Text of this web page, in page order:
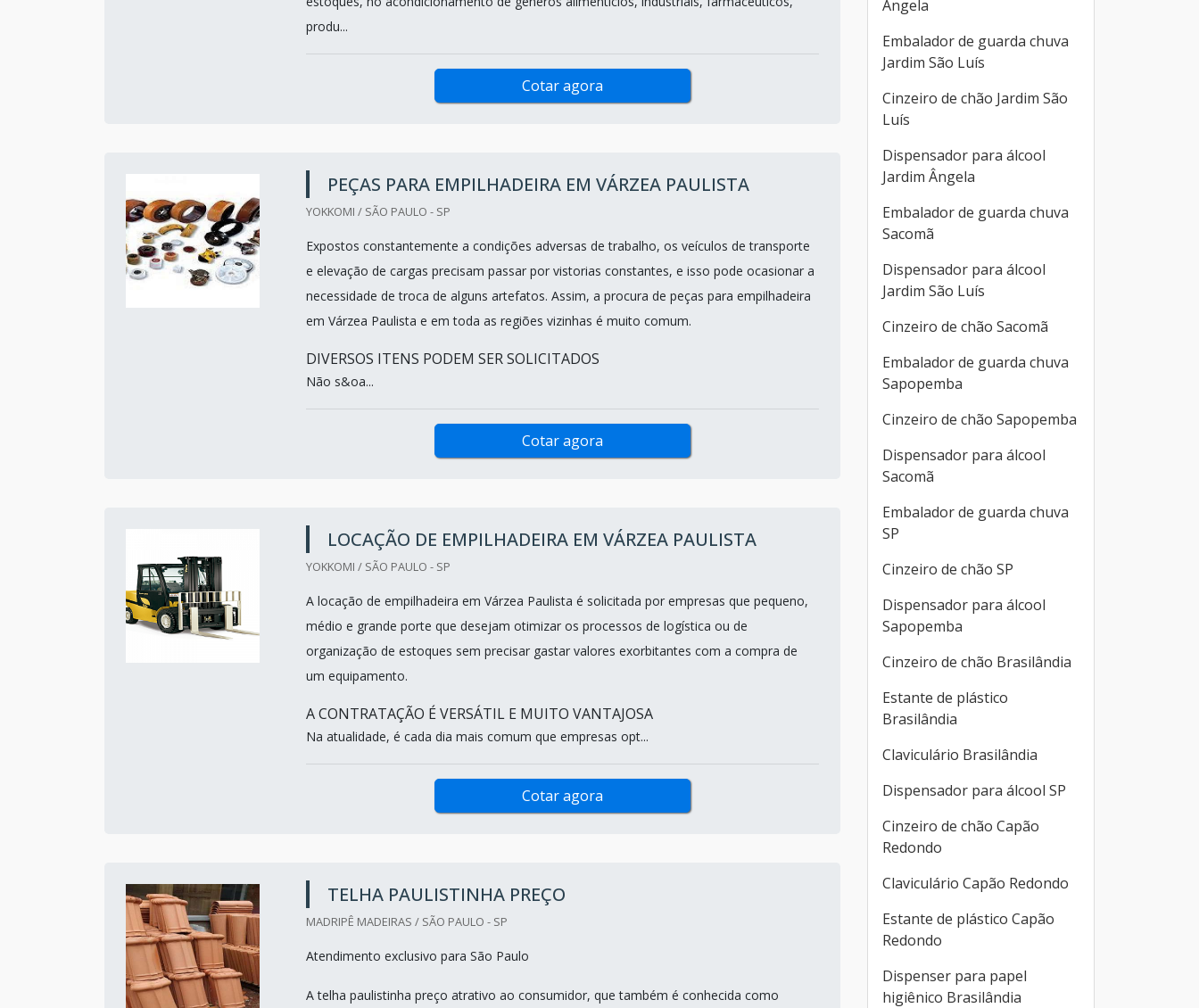
produ...
Cotar agora
PEÇAS PARA EMPILHADEIRA EM VÁRZEA PAULISTA
YOKKOMI / SÃO PAULO - SP
Expostos constantemente a condições adversas de trabalho, os veículos de transporte
e elevação de cargas precisam passar por vistorias constantes, e isso pode ocasionar a
necessidade de troca de alguns artefatos. Assim, a procura de peças para empilhadeira
em Várzea Paulista e em toda as regiões vizinhas é muito comum.
DIVERSOS ITENS PODEM SER SOLICITADOS
Não s&oa...
Cotar agora
LOCAÇÃO DE EMPILHADEIRA EM VÁRZEA PAULISTA
YOKKOMI / SÃO PAULO - SP
A locação de empilhadeira em Várzea Paulista é solicitada por empresas que pequeno,
médio e grande porte que desejam otimizar os processos de logística ou de
organização de estoques sem precisar gastar valores exorbitantes com a compra de
um equipamento.
A CONTRATAÇÃO É VERSÁTIL E MUITO VANTAJOSA
Na atualidade, é cada dia mais comum que empresas opt...
Cotar agora
TELHA PAULISTINHA PREÇO
MADRIPÊ MADEIRAS / SÃO PAULO - SP
Atendimento exclusivo para São Paulo
A telha paulistinha preço atrativo ao consumidor, que também é conhecida como
Ângela
Embalador de guarda chuva
Jardim São Luís
Cinzeiro de chão Jardim São
Luís
Dispensador para álcool
Jardim Ângela
Embalador de guarda chuva
Sacomã
Dispensador para álcool
Jardim São Luís
Cinzeiro de chão Sacomã
Embalador de guarda chuva
Sapopemba
Cinzeiro de chão Sapopemba
Dispensador para álcool
Sacomã
Embalador de guarda chuva
SP
Cinzeiro de chão SP
Dispensador para álcool
Sapopemba
Cinzeiro de chão Brasilândia
Estante de plástico
Brasilândia
Claviculário Brasilândia
Dispensador para álcool SP
Cinzeiro de chão Capão
Redondo
Claviculário Capão Redondo
Estante de plástico Capão
Redondo
Dispenser para papel
higiênico Brasilândia